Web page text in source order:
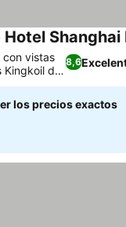
Shanghai
8,6
con vistas
Kingkoil de
los precios exactos